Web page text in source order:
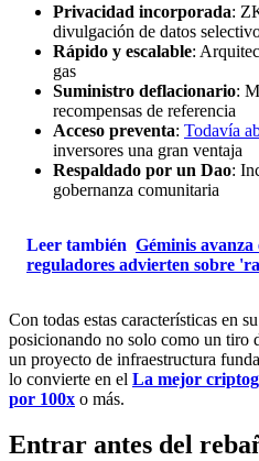
Privacidad incorporada:
divulgación de datos
Rápido y escalable:
gas
Suministro deflacionario:
recompensas de referencia
Acceso preventa: Todavía
inversores una gran ventaja
Respaldado por un Dao:
gobernanza comunitaria
Leer también Géminis
reguladores advierten sobre
Con todas estas características en
posicionando no solo como un tiro
un proyecto de infraestructura
lo convierte en el La mejor
por 100x o más.
Entrar antes del